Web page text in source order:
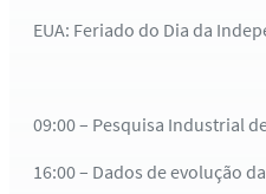
EUA: Feriado do Dia da
09:00 – Pesquisa Industrial
16:00 – Dados de evolução